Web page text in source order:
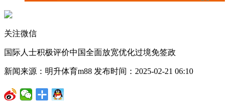
关注微信
国际人士积极评价中国全面放宽优化过境免签政
新闻来源：明升体育m88 发布时间：2025-02-21 06:10